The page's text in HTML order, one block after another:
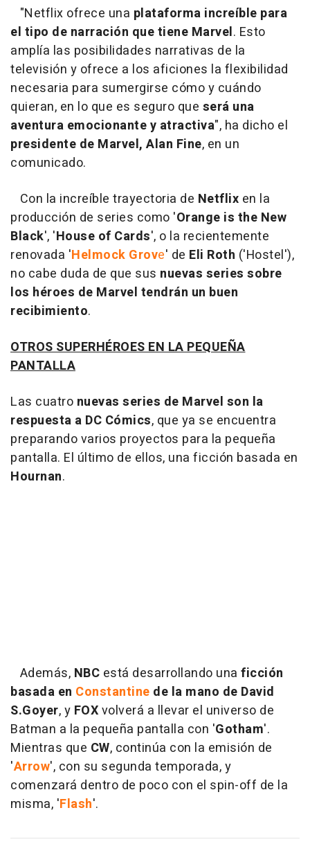
"Netflix ofrece una plataforma increíble para
el tipo de narración que tiene Marvel. Esto
amplía las posibilidades narrativas de la
televisión y ofrece a los aficiones la flexibilidad
necesaria para sumergirse cómo y cuándo
quieran, en lo que es seguro que será una
aventura emocionante y atractiva", ha dicho el
presidente de Marvel, Alan Fine, en un
comunicado.
Con la increíble trayectoria de Netflix en la
producción de series como 'Orange is the New
Black', 'House of Cards', o la recientemente
renovada 'Helmock Grove' de Eli Roth ('Hostel'),
no cabe duda de que sus nuevas series sobre
los héroes de Marvel tendrán un buen
recibimiento.
OTROS SUPERHÉROES EN LA PEQUEÑA
PANTALLA
Las cuatro nuevas series de Marvel son la
respuesta a DC Cómics, que ya se encuentra
preparando varios proyectos para la pequeña
pantalla. El último de ellos, una ficción basada en
Hournan.
Además, NBC está desarrollando una ficción
basada en Constantine de la mano de David
S.Goyer, y FOXvolverá a llevar el universo de
Batman a la pequeña pantalla con 'Gotham'.
Mientras que CW, continúa con la emisión de
'Arrow', con su segunda temporada, y
comenzará dentro de poco con el spin-off de la
misma, 'Flash'.